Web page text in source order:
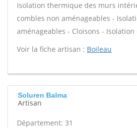
Isolation thermique des murs
combles non aménageables -
aménageables - Cloisons - Isolation
Voir la fiche artisan : Boileau
Soluren Balma
Artisan
Département: 31